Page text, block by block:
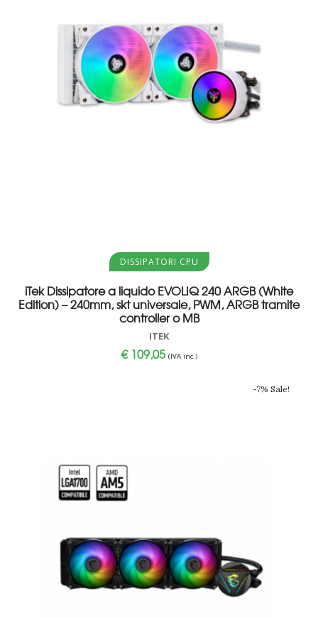
Aggiungi al carrello
DISSIPATORI CPU
iTek Dissipatore a liquido EVOLIQ 240 ARGB (White
Edition) – 240mm, skt universale, PWM, ARGB tramite
controller o MB
ITEK
€109,05 (IVA inc.)
-7% Sale!